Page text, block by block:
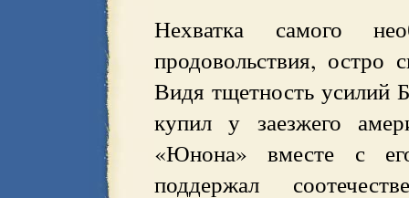
Нехватка самого
продовольствия, остро
Видя тщетность усилий
купил у заезжего
«Юнона» вместе с
поддержал